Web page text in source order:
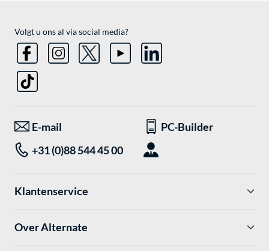
Volgt u ons al via social media?
E-mail
PC-Builder
+31 (0)88 544 45 00
Klantenservice
Over Alternate